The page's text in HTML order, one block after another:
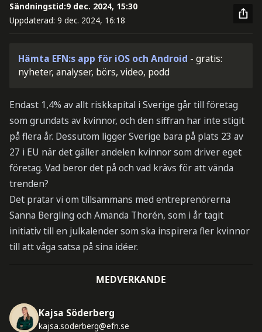
Sändningstid:9 dec. 2024, 15:30
Uppdaterad: 9 dec. 2024, 16:18
Hämta EFN:s app för iOS och Android - gratis:
nyheter, analyser, börs, video, podd
Endast 1,4% av allt riskkapital i Sverige går till företag
som grundats av kvinnor, och den siffran har inte stigit
på flera år. Dessutom ligger Sverige bara på plats 23 av
27 i EU när det gäller andelen kvinnor som driver eget
företag. Vad beror det på och vad krävs för att vända
trenden?
Det pratar vi om tillsammans med entreprenörerna
Sanna Bergling och Amanda Thorén, som i år tagit
initiativ till en julkalender som ska inspirera fler kvinnor
till att våga satsa på sina idéer.
MEDVERKANDE
Kajsa Söderberg
kajsa.soderberg@efn.se